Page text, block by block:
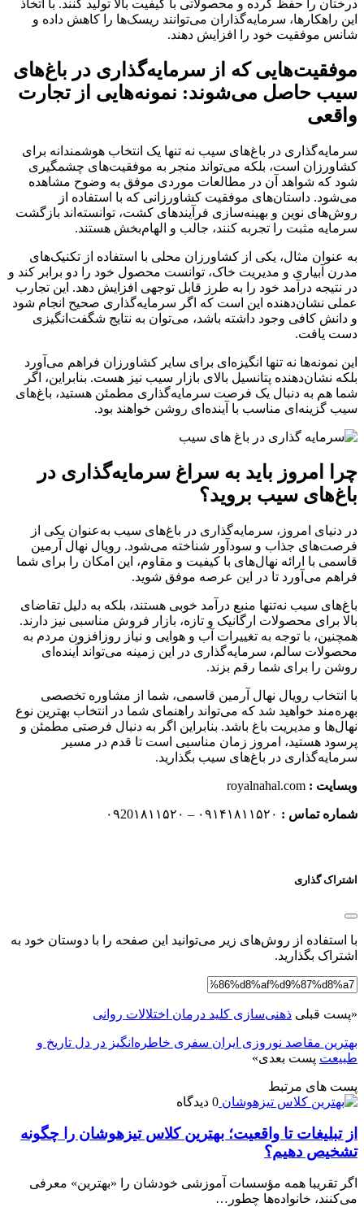
درختان را حفظ کرده و محصولاتی با کیفیت بالا تولید کنند. با اتخاذ
این راهکارها، سرمایه‌گذاران می‌توانند ریسک‌ها را کاهش داده و
شانس موفقیت خود را افزایش دهند.
موفقیت‌هایی که از سرمایه‌گذاری در باغ‌های
سیب حاصل می‌شوند: نمونه‌هایی از تجارت
واقعی
سرمایه‌گذاری در باغ‌های سیب نه تنها یک انتخاب هوشمندانه برای
کشاورزان است، بلکه می‌تواند منجر به موفقیت‌های چشمگیری
شود که شواهد آن در مطالعات موردی موفق به وضوح مشاهده
می‌شود. داستان‌های موفقیت کشاورزانی که با استفاده از
روش‌های نوین و بهینه‌سازی فرآیندهای کشت، توانسته‌اند بازگشت
سرمایه مثبت را تجربه کنند، جالب و الهام‌بخش هستند.
به عنوان مثال، یکی از کشاورزان محلی با استفاده از تکنیک‌های
مدرن آبیاری و مدیریت خاک، توانست محصول خود را دو برابر کند و
در نتیجه درآمد خود را به طرز قابل توجهی افزایش دهد. این تجارب
عملی نشان‌دهنده این است که اگر سرمایه‌گذاری صحیح انجام شود
و دانش کافی وجود داشته باشد، می‌توان به نتایج شگفت‌انگیزی
دست یافت.
این نمونه‌ها نه تنها انگیزه‌ای برای سایر کشاورزان فراهم می‌آورد
بلکه نشان‌دهنده پتانسیل بالای بازار سیب نیز هست. بنابراین، اگر
شما هم به دنبال یک فرصت سرمایه‌گذاری مطمئن هستید، باغ‌های
سیب گزینه‌ای مناسب با آینده‌ای روشن خواهند بود.
چرا امروز باید به سراغ سرمایه‌گذاری در
باغ‌های سیب بروید؟
در دنیای امروز، سرمایه‌گذاری در باغ‌های سیب به‌عنوان یکی از
فرصت‌های جذاب و سودآور شناخته می‌شود. رویال نهال آرمین
قاسمی با ارائه نهال‌های با کیفیت و مقاوم، این امکان را برای شما
فراهم می‌آورد تا در این عرصه موفق شوید.
باغ‌های سیب نه‌تنها منبع درآمد خوبی هستند، بلکه به دلیل تقاضای
بالا برای محصولات ارگانیک و تازه، بازار فروش مناسبی نیز دارند.
همچنین، با توجه به تغییرات آب و هوایی و نیاز روزافزون مردم به
محصولات سالم، سرمایه‌گذاری در این زمینه می‌تواند آینده‌ای
روشن را برای شما رقم بزند.
با انتخاب رویال نهال آرمین قاسمی، شما از مشاوره تخصصی
بهره‌مند خواهید شد که می‌تواند راهنمای شما در انتخاب بهترین نوع
نهال‌ها و مدیریت باغ باشد. بنابراین اگر به دنبال فرصتی مطمئن و
پرسود هستید، امروز زمان مناسبی است تا قدم در مسیر
سرمایه‌گذاری در باغ‌های سیب بگذارید.
وبسایت : royalnahal.com
شماره تماس :
اشتراک گذاری
با استفاده از روش‌های زیر می‌توانید این صفحه را با دوستان خود به
اشتراک بگذارید.
«پست قبلی ذهنی‌سازی کلید درمان اختلالات روانی
بهترین مقاصد نوروزی ایران سفری خاطره‌انگیز در دل تاریخ و
طبیعت پست بعدی»
پست های مرتبط
0 دیدگاه
از تبلیغات تا واقعیت؛ بهترین کلاس تیزهوشان را چگونه
تشخیص دهیم؟
اگر تقریبا همه مؤسسات آموزشی خودشان را «بهترین» معرفی
می‌کنند، خانواده‌ها چطور…